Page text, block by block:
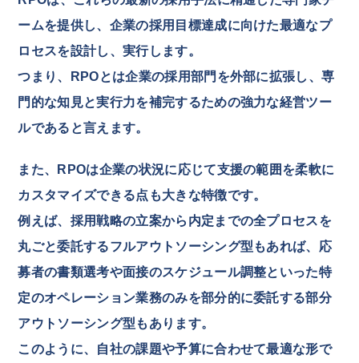
ームを提供し、企業の採用目標達成に向けた最適なプ
ロセスを設計し、実行します。
つまり、RPOとは企業の採用部門を外部に拡張し、専
門的な知見と実行力を補完するための強力な経営ツー
ルであると言えます。
また、RPOは企業の状況に応じて支援の範囲を柔軟に
カスタマイズできる点も大きな特徴です。
例えば、採用戦略の立案から内定までの全プロセスを
丸ごと委託するフルアウトソーシング型もあれば、応
募者の書類選考や面接のスケジュール調整といった特
定のオペレーション業務のみを部分的に委託する部分
アウトソーシング型もあります。
このように、自社の課題や予算に合わせて最適な形で